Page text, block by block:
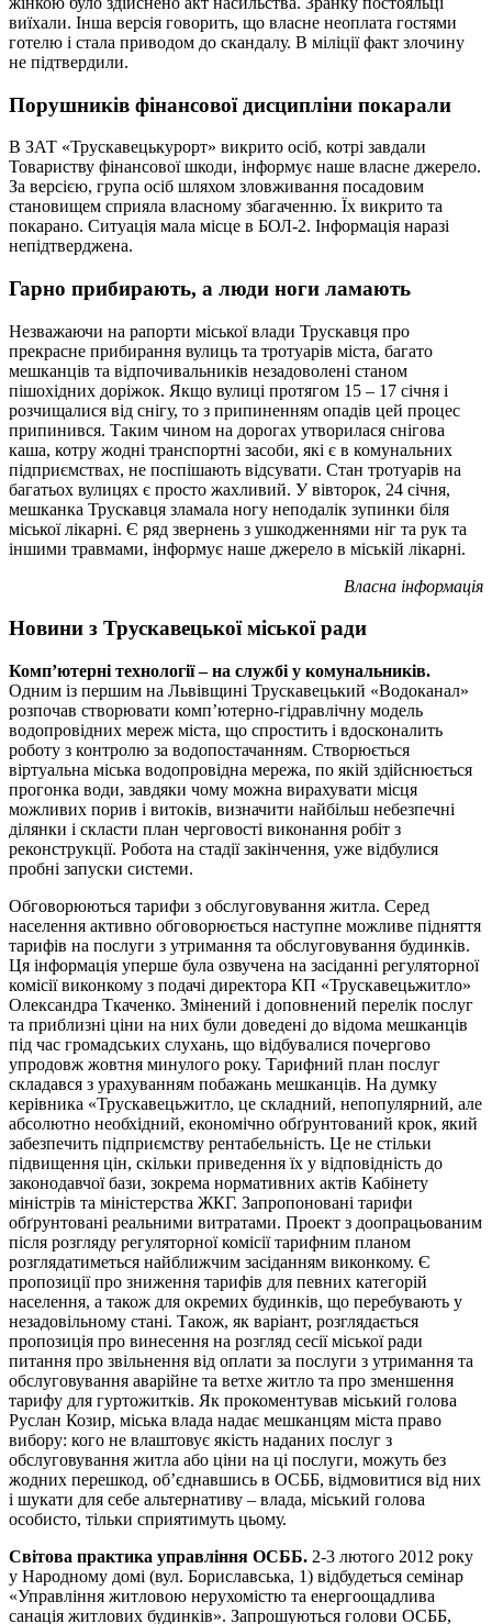
виїхали. Інша версія говорить, що власне неоплата гостями
готелю і стала приводом до скандалу. В міліції факт злочину
не підтвердили.
Порушників фінансової дисципліни покарали
В ЗАТ «Трускавецькурорт» викрито осіб, котрі завдали
Товариству фінансової шкоди, інформує наше власне джерело.
За версією, група осіб шляхом зловживання посадовим
становищем сприяла власному збагаченню. Їх викрито та
покарано. Ситуація мала місце в БОЛ-2. Інформація наразі
непідтверджена.
Гарно прибирають, а люди ноги ламають
Незважаючи на рапорти міської влади Трускавця про
прекрасне прибирання вулиць та тротуарів міста, багато
мешканців та відпочивальників незадоволені станом
пішохідних доріжок. Якщо вулиці протягом 15 – 17 січня і
розчищалися від снігу, то з припиненням опадів цей процес
припинився. Таким чином на дорогах утворилася снігова
каша, котру жодні транспортні засоби, які є в комунальних
підприємствах, не поспішають відсувати. Стан тротуарів на
багатьох вулицях є просто жахливий. У вівторок, 24 січня,
мешканка Трускавця зламала ногу неподалік зупинки біля
міської лікарні. Є ряд звернень з ушкодженнями ніг та рук та
іншими травмами, інформує наше джерело в міській лікарні.
Власна інформація
Новини з Трускавецької міської ради
Комп’ютерні технології – на службі у комунальників.
Одним із першим на Львівщині Трускавецький «Водоканал»
розпочав створювати комп’ютерно-гідравлічну модель
водопровідних мереж міста, що спростить і вдосконалить
роботу з контролю за водопостачанням. Створюється
віртуальна міська водопровідна мережа, по якій здійснюється
прогонка води, завдяки чому можна вирахувати місця
можливих порив і витоків, визначити найбільш небезпечні
ділянки і скласти план черговості виконання робіт з
реконструкції. Робота на стадії закінчення, уже відбулися
пробні запуски системи.
Обговорюються тарифи з обслуговування житла. Серед
населення активно обговорюється наступне можливе підняття
тарифів на послуги з утримання та обслуговування будинків.
Ця інформація уперше була озвучена на засіданні регуляторної
комісії виконкому з подачі директора КП «Трускавецьжитло»
Олександра Ткаченко. Змінений і доповнений перелік послуг
та приблизні ціни на них були доведені до відома мешканців
під час громадських слухань, що відбувалися почергово
упродовж жовтня минулого року. Тарифний план послуг
складався з урахуванням побажань мешканців. На думку
керівника «Трускавецьжитло, це складний, непопулярний, але
абсолютно необхідний, економічно обґрунтований крок, який
забезпечить підприємству рентабельність. Це не стільки
підвищення цін, скільки приведення їх у відповідність до
законодавчої бази, зокрема нормативних актів Кабінету
міністрів та міністерства ЖКГ. Запропоновані тарифи
обґрунтовані реальними витратами. Проект з доопрацьованим
після розгляду регуляторної комісії тарифним планом
розглядатиметься найближчим засіданням виконкому. Є
пропозиції про зниження тарифів для певних категорій
населення, а також для окремих будинків, що перебувають у
незадовільному стані. Також, як варіант, розглядається
пропозиція про винесення на розгляд сесії міської ради
питання про звільнення від оплати за послуги з утримання та
обслуговування аварійне та ветхе житло та про зменшення
тарифу для гуртожитків. Як прокоментував міський голова
Руслан Козир, міська влада надає мешканцям міста право
вибору: кого не влаштовує якість наданих послуг з
обслуговування житла або ціни на ці послуги, можуть без
жодних перешкод, об’єднавшись в ОСББ, відмовитися від них
і шукати для себе альтернативу – влада, міський голова
особисто, тільки сприятимуть цьому.
Світова практика управління ОСББ. 2-3 лютого 2012 року
у Народному домі (вул. Бориславська, 1) відбудеться семінар
«Управління житловою нерухомістю та енергоощадлива
санація житлових будинків». Запрошуються голови ОСББ,